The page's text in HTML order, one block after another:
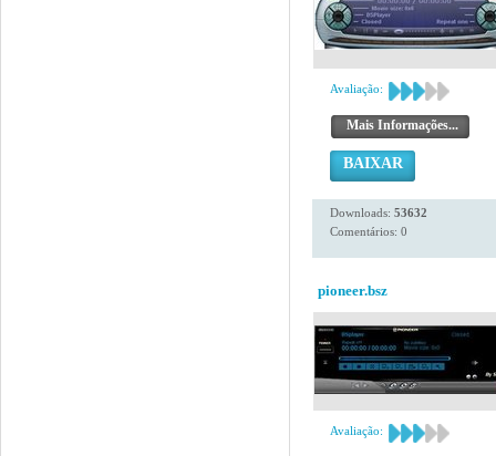
Avaliação:
Mais Informações...
BAIXAR
Downloads: 53632
Comentários: 0
pioneer.bsz
Avaliação: